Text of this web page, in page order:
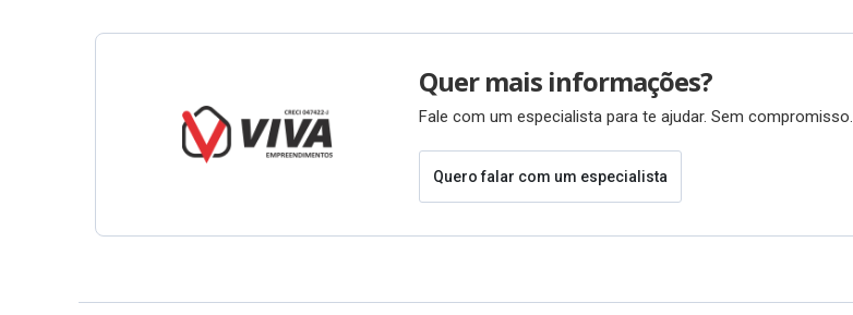
Quer mais informações?
Fale com um especialista para te ajudar. Sem compromisso.
Quero falar com um especialista